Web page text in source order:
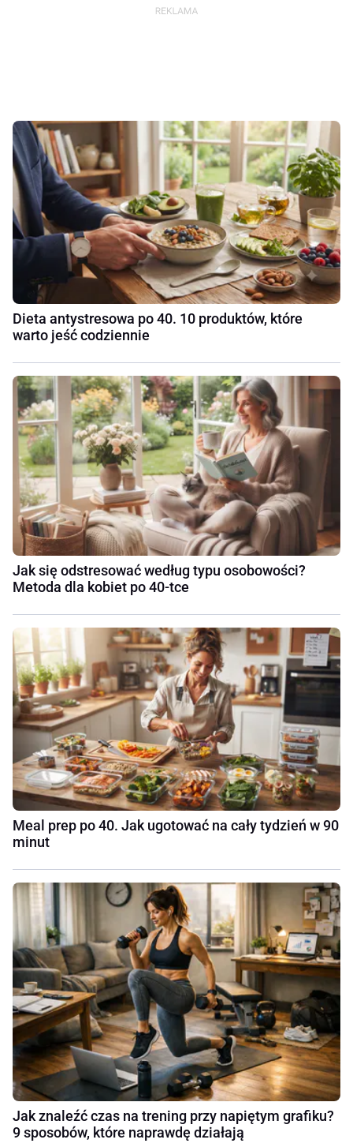
Dieta antystresowa po 40. 10 produktów, które
warto jeść codziennie
Jak się odstresować według typu osobowości?
Metoda dla kobiet po 40-tce
Meal prep po 40. Jak ugotować na cały tydzień w 90
minut
Jak znaleźć czas na trening przy napiętym grafiku?
9 sposobów, które naprawdę działają